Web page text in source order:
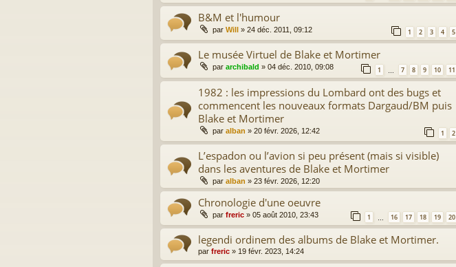
B&M et l'humour
par Will » 24 déc. 2011, 09:12 1 2 3 4 5
Le musée Virtuel de Blake et Mortimer
par archibald » 04 déc. 2010, 09:08 1 7 8 9 10 11
1982 : les impressions du Lombard ont des bugs et
commencent les nouveaux formats Dargaud/BM puis
Blake et Mortimer
par alban » 20 févr. 2026, 12:42 1 2
L’espadon ou l’avion si peu présent (mais si visible)
dans les aventures de Blake et Mortimer
par alban » 23 févr. 2026, 12:20
Chronologie d'une oeuvre
par freric » 05 août 2010, 23:43 1 … 16 17 18 19 20
legendi ordinem des albums de Blake et Mortimer.
par freric » 19 févr. 2023, 14:24